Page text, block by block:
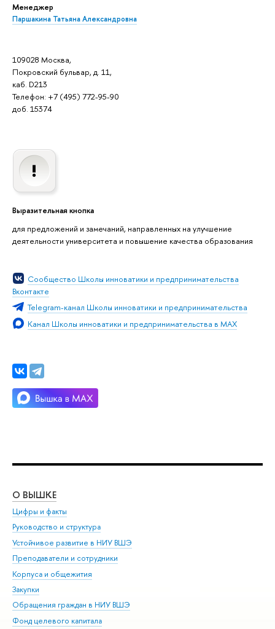
Менеджер
Паршакина Татьяна Александровна
109028 Москва,
Покровский бульвар, д. 11,
каб. D213
Телефон: +7 (495) 772-95-90
доб. 15374
Выразительная кнопка
для предложений и замечаний, направленных на улучшение
деятельности университета и повышение качества образования
Сообщество Школы инноватики и предпринимательства
Вконтакте
Telegram-канал Школы инноватики и предпринимательства
Канал Школы инноватики и предпринимательства в MAX
О ВЫШКЕ
Цифры и факты
Руководство и структура
Устойчивое развитие в НИУ ВШЭ
Преподаватели и сотрудники
Корпуса и общежития
Закупки
Обращения граждан в НИУ ВШЭ
Фонд целевого капитала